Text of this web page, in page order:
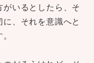
いるとしたら、そ
、それを意識へと